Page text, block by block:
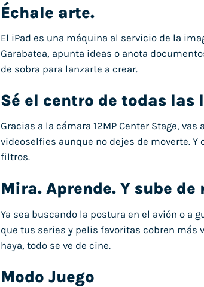
Échale arte.
El iPad es una máquina al servicio de la
Garabatea, apunta ideas o anota
de sobra para lanzarte a crear.
Sé el centro de todas las
Gracias a la cámara 12MP Center Stage,
videoselfies aunque no dejes de moverte.
filtros.
Mira. Aprende. Y sube de
Ya sea buscando la postura en el avión o a
que tus series y pelis favoritas cobren más
haya, todo se ve de cine.
Modo Juego